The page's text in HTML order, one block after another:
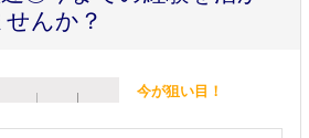
んか？
今が狙い目！